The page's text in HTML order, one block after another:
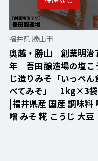
福井県 勝山市
奥越・勝山 創業明治
年 吾田醸造場の塩こ
じ造りみそ「いっぺん
べてみそ」 1kg×3
|福井県産 国産 調味料
噌 みそ 糀 こうじ 大豆